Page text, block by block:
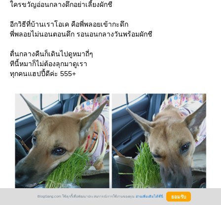
ครขวัญอ่อนกลางดึกอย่าเลี้ยงผักชี
อีกวิธีที่บ้านเราโอเค คือพี่พลอยเข้ากะดึก
พี่พลอยไม่นอนตอนดึก รอนอนกลางวันพร้อมผักชี
ตื่นกลางคืนก็เดินไปดูหมาถี่ๆ
ทีนี้หมาก็ไม่ต้องลุกมาดูเรา
ทุกคนแฮปปี้ดีค่ะ 555+
BlogGang.com ใช้คุกกี้เพื่อพัฒนาประสบการณ์การใช้งานของคุณ อ่านเพิ่มเติมได้ที่นี่